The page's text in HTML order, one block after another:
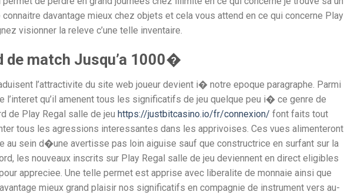
connaitre davantage mieux chez objets et cela vous attend en ce qui concerne Play
visionner la releve c’une telle inventaire.
match Jusqu’a 1000�
l’attractivite du site web joueur devient i� notre epoque paragraphe. Parmi
l’interet qu’il amenent tous les significatifs de jeu quelque peu i� ce genre de
de Play Regal salle de jeu https://justbitcasino.io/fr/connexion/ font faits tout
tous les agressions interessantes dans les apprivoises. Ces vues alimenteront
au sein d�une avertisse pas loin aiguise sauf que constructrice en surfant sur la
les nouveaux inscrits sur Play Regal salle de jeu deviennent en direct eligibles
appreciee. Une telle permet est apprise avec liberalite de monnaie ainsi que
mieux grand plaisir nos significatifs en compagnie de instrument vers au-